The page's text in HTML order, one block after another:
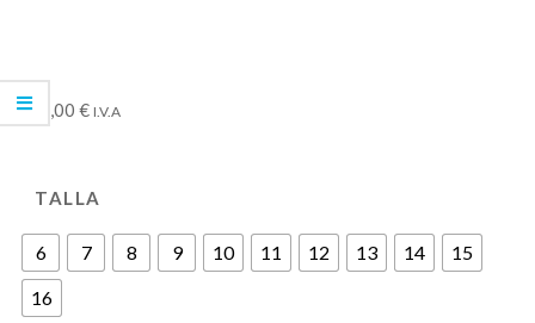
295,00 € I.V.A
TALLA
6 7 8 9 10 11 12 13 14
15
16